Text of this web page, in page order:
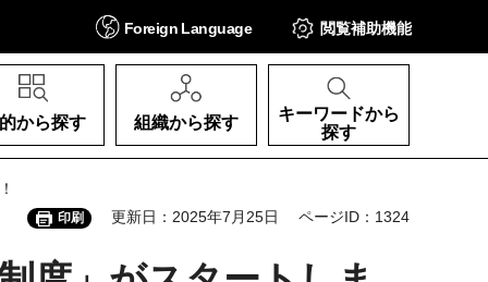
Foreign Language 閲覧補助機能
から探す 組織から探す
キーワードから
探す
印刷 更新日：2025年7月25日 ページID：1324